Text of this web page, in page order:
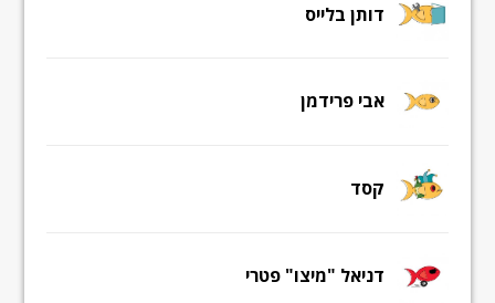
דותן בלייס
אבי פרידמן
קסד
דניאל "מיצו" פטרי